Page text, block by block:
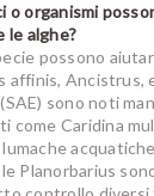
o organismi
le alghe?
possono
affinis, Ancistrus,
sono noti
come Caridina
Planorbarius